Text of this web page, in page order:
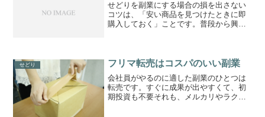
せどりを副業にする場合の損を出さない
コツは、「安い商品を見つけたときに即
購入しておく」ことです。普段から興味
品を仕入れられます。専業...
せどり フリマ転売はコスパのいい副業
会社員がやるのに適した副業のひとつは
転売です。すぐに成果が出やすくて、初
期投資も不要それも、メルカリやラク